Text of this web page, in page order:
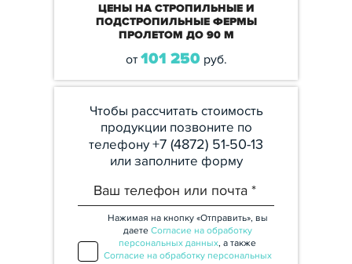
ЦЕНЫ НА СТРОПИЛЬНЫЕ И
ПОДСТРОПИЛЬНЫЕ ФЕРМЫ
ПРОЛЕТОМ ДО 90 М
от 101 250руб.
Чтобы рассчитать стоимость
продукции позвоните по
телефону+7 (4872) 51-50-13
или заполните форму
Нажимая на кнопку «Отправить», вы
даете Согласие на обработку
персональных данных, а также
Согласие на обработку персональных